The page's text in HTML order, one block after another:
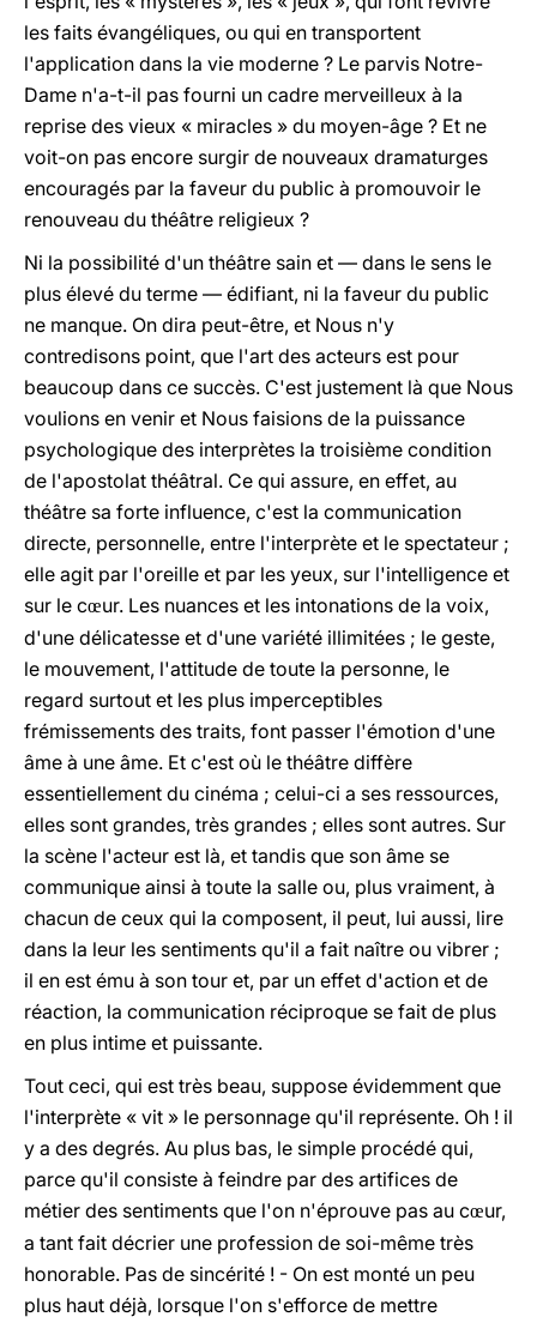
les faits évangéliques, ou qui en transportent
l'application dans la vie moderne ? Le parvis Notre-
Dame n'a-t-il pas fourni un cadre merveilleux à la
reprise des vieux « miracles » du moyen-âge ? Et ne
voit-on pas encore surgir de nouveaux dramaturges
encouragés par la faveur du public à promouvoir le
renouveau du théâtre religieux ?
Ni la possibilité d'un théâtre sain et — dans le sens le
plus élevé du terme — édifiant, ni la faveur du public
ne manque. On dira peut-être, et Nous n'y
contredisons point, que l'art des acteurs est pour
beaucoup dans ce succès. C'est justement là que Nous
voulions en venir et Nous faisions de la puissance
psychologique des interprètes la troisième condition
de l'apostolat théâtral. Ce qui assure, en effet, au
théâtre sa forte influence, c'est la communication
directe, personnelle, entre l'interprète et le spectateur ;
elle agit par l'oreille et par les yeux, sur l'intelligence et
sur le cœur. Les nuances et les intonations de la voix,
d'une délicatesse et d'une variété illimitées ; le geste,
le mouvement, l'attitude de toute la personne, le
regard surtout et les plus imperceptibles
frémissements des traits, font passer l'émotion d'une
âme à une âme. Et c'est où le théâtre diffère
essentiellement du cinéma ; celui-ci a ses ressources,
elles sont grandes, très grandes ; elles sont autres. Sur
la scène l'acteur est là, et tandis que son âme se
communique ainsi à toute la salle ou, plus vraiment, à
chacun de ceux qui la composent, il peut, lui aussi, lire
dans la leur les sentiments qu'il a fait naître ou vibrer ;
il en est ému à son tour et, par un effet d'action et de
réaction, la communication réciproque se fait de plus
en plus intime et puissante.
Tout ceci, qui est très beau, suppose évidemment que
l'interprète « vit » le personnage qu'il représente. Oh ! il
y a des degrés. Au plus bas, le simple procédé qui,
parce qu'il consiste à feindre par des artifices de
métier des sentiments que l'on n'éprouve pas au cœur,
a tant fait décrier une profession de soi-même très
honorable. Pas de sincérité ! - On est monté un peu
plus haut déjà, lorsque l'on s'efforce de mettre